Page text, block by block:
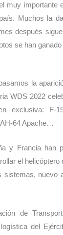
muy importante
Muchos la
después
se han
la
WDS 2022
exclusiva: F-
64 Apache…
y Francia han
el helicóptero
sistemas, nuevo
de
del